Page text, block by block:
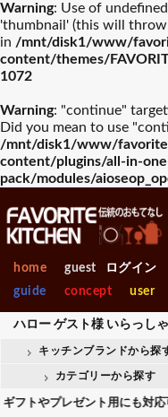
Warning: Use of
'thumbnail' (this will
in /mnt/disk1/www/
content/themes/
1072
Warning: "continue"
Did you mean to use
/mnt/disk1/www/
content/plugins/all-in-
pack/modules/
home guest ログイン
guide
concept user
ハロー ゲスト様いらっしゃ
キッチンブランドから探
カテゴリーから探す
やプレゼント用にも対応